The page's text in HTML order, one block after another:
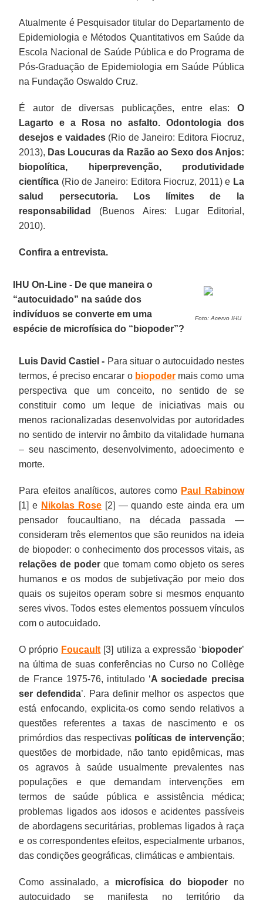
Atualmente é Pesquisador titular do Departamento de
Epidemiologia e Métodos Quantitativos em Saúde da
Escola Nacional de Saúde Pública e do Programa de
Pós-Graduação de Epidemiologia em Saúde Pública
na Fundação Oswaldo Cruz.
É autor de diversas publicações, entre elas: O
Lagarto e a Rosa no asfalto. Odontologia dos
desejos e vaidades(Rio de Janeiro: Editora Fiocruz,
2013), Das Loucuras da Razão ao Sexo dos Anjos:
biopolítica, hiperprevenção, produtividade
científica (Rio de Janeiro: Editora Fiocruz, 2011) e La
salud persecutoria. Los límites de la
responsabilidad
(Buenos Aires: Lugar Editorial,
2010).
Confira a entrevista.
Foto: Acervo IHU
IHU On-Line - De que maneira o
“autocuidado” na saúde dos
indivíduos se converte em uma
espécie de microfísica do “biopoder”?
Luis David Castiel - Para situar o autocuidado nestes
termos, é preciso encarar o biopodermais como uma
perspectiva que um conceito, no sentido de se
constituir como um leque de iniciativas mais ou
menos racionalizadas desenvolvidas por autoridades
no sentido de intervir no âmbito da vitalidade humana
– seu nascimento, desenvolvimento, adoecimento e
morte.
Para efeitos analíticos, autores como Paul Rabinow
[1] e Nikolas Rose[2] — quando este ainda era um
pensador foucaultiano, na década passada —
consideram três elementos que são reunidos na ideia
de biopoder: o conhecimento dos processos vitais, as
relações de poder que tomam como objeto os seres
humanos e os modos de subjetivação por meio dos
quais os sujeitos operam sobre si mesmos enquanto
seres vivos. Todos estes elementos possuem vínculos
com o autocuidado.
O próprio Foucault [3] utiliza a expressão ‘ biopoder’
na última de suas conferências no Curso no Collège
de France 1975-76, intitulado ‘A sociedade precisa
ser defendida’. Para definir melhor os aspectos que
está enfocando, explicita-os como sendo relativos a
questões referentes a taxas de nascimento e os
primórdios das respectivas políticas de intervenção;
questões de morbidade, não tanto epidêmicas, mas
os agravos à saúde usualmente prevalentes nas
populações e que demandam intervenções em
termos de saúde pública e assistência médica;
problemas ligados aos idosos e acidentes passíveis
de abordagens securitárias, problemas ligados à raça
e os correspondentes efeitos, especialmente urbanos,
das condições geográficas, climáticas e ambientais.
Como assinalado, a microfísica do biopoderno
autocuidado se manifesta no território da